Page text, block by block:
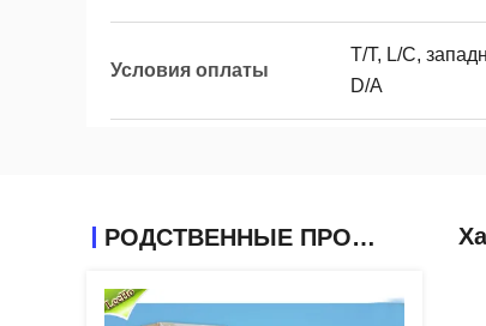
Условия оплаты
T/T, L/C,
D/A
РОДСТВЕННЫЕ ПРОДУКТЫ